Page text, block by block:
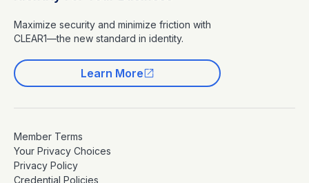
Maximize security and minimize friction with
CLEAR1—the new standard in identity.
Learn More
Member Terms
Your Privacy Choices
Privacy Policy
Credential Policies